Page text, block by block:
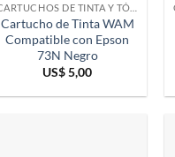
Cartucho de Tinta WAM
Compatible con Epson
73N Negro
US$5,00